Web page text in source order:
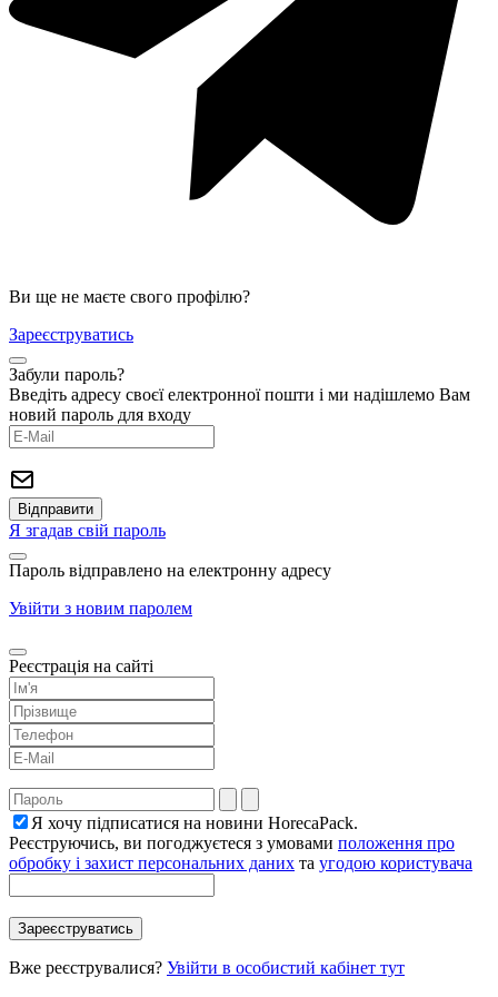
Ви ще не маєте свого профілю?
Зареєструватись
Забули пароль?
Введіть адресу своєї електронної пошти і ми надішлемо Вам
новий пароль для входу
Я згадав свій пароль
Пароль відправлено на електронну адресу
Увійти з новим паролем
Реєстрація на сайті
Я хочу підписатися на новини HorecaPack.
Реєструючись, ви погоджуєтеся з умовами положення про
обробку і захист персональних даних та угодою користувача
Вже реєструвалися? Увійти в особистий кабінет тут